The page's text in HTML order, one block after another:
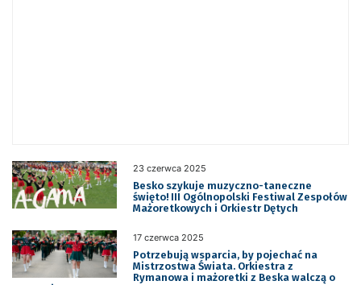
23 czerwca 2025
Besko szykuje muzyczno-taneczne
święto! III Ogólnopolski Festiwal Zespołów
Mażoretkowych i Orkiestr Dętych
17 czerwca 2025
Potrzebują wsparcia, by pojechać na
Mistrzostwa Świata. Orkiestra z
Rymanowa i mażoretki z Beska walczą o